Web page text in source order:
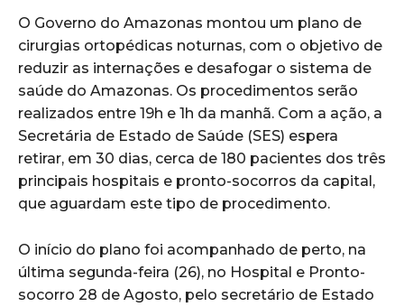
O Governo do Amazonas montou um plano de
cirurgias ortopédicas noturnas, com o objetivo de
reduzir as internações e desafogar o sistema de
saúde do Amazonas. Os procedimentos serão
realizados entre 19h e 1h da manhã. Com a ação, a
Secretária de Estado de Saúde (SES) espera
retirar, em 30 dias, cerca de 180 pacientes dos três
principais hospitais e pronto-socorros da capital,
que aguardam este tipo de procedimento.
O início do plano foi acompanhado de perto, na
última segunda-feira (26), no Hospital e Pronto-
socorro 28 de Agosto, pelo secretário de Estado